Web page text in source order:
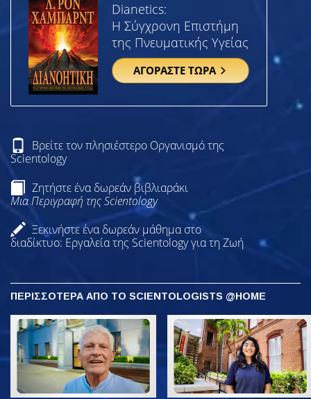
Dianetics:
Η Σύγχρονη Επιστήμη
της Πνευματικής Υγείας
ΑΓΟΡΑΣΤΕ ΤΩΡΑ
Βρείτε τον πλησιέστερο Οργανισμό της
Scientology
Ζητήστε ένα δωρεάν βιβλιαράκι
Μια Περιγραφή της Scientology
Ξεκινήστε ένα δωρεάν μάθημα στο
διαδίκτυο: Εργαλεία της Scientology για τη Ζωή
ΠΕΡΙΣΣΟΤΕΡΑ ΑΠΟ ΤΟ SCIENTOLOGISTS @HOME